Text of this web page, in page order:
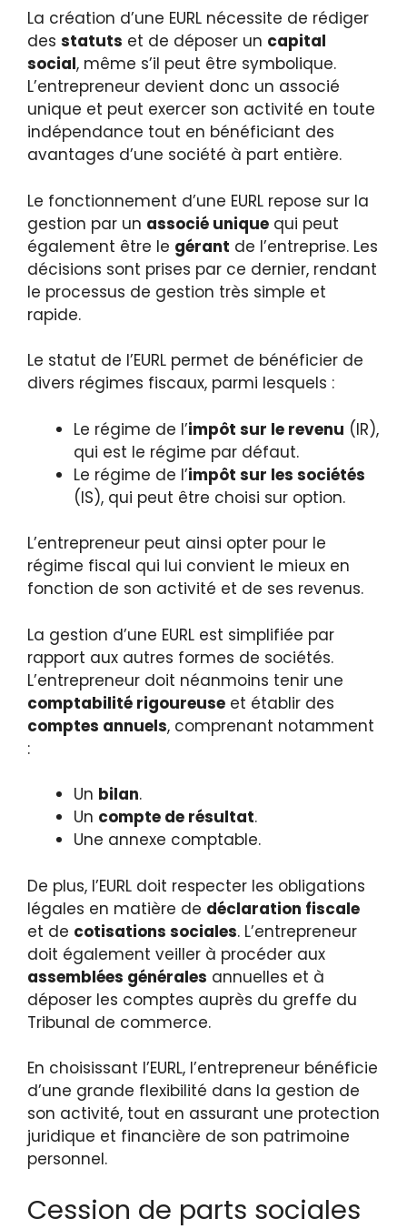
La création d’une EURL nécessite de rédiger
des statuts et de déposer un capital
social, même s’il peut être symbolique.
L’entrepreneur devient donc un associé
unique et peut exercer son activité en toute
indépendance tout en bénéficiant des
avantages d’une société à part entière.
Le fonctionnement d’une EURL repose sur la
gestion par un associé unique qui peut
également être le gérant de l’entreprise. Les
décisions sont prises par ce dernier, rendant
le processus de gestion très simple et
rapide.
Le statut de l’EURL permet de bénéficier de
divers régimes fiscaux, parmi lesquels :
Le régime de l’impôt sur le revenu (IR),
qui est le régime par défaut.
Le régime de l’impôt sur les sociétés
(IS), qui peut être choisi sur option.
L’entrepreneur peut ainsi opter pour le
régime fiscal qui lui convient le mieux en
fonction de son activité et de ses revenus.
La gestion d’une EURL est simplifiée par
rapport aux autres formes de sociétés.
L’entrepreneur doit néanmoins tenir une
comptabilité rigoureuse et établir des
comptes annuels, comprenant notamment
:
Un bilan.
Un compte de résultat.
Une annexe comptable.
De plus, l’EURL doit respecter les obligations
légales en matière de déclaration fiscale
et de cotisations sociales. L’entrepreneur
doit également veiller à procéder aux
assemblées générales annuelles et à
déposer les comptes auprès du greffe du
Tribunal de commerce.
En choisissant l’EURL, l’entrepreneur bénéficie
d’une grande flexibilité dans la gestion de
son activité, tout en assurant une protection
juridique et financière de son patrimoine
personnel.
Cession de parts sociales